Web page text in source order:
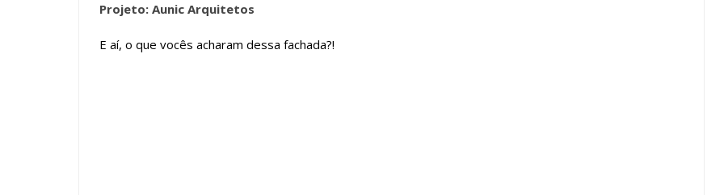
Projeto: Aunic Arquitetos
E aí, o que vocês acharam dessa fachada?!